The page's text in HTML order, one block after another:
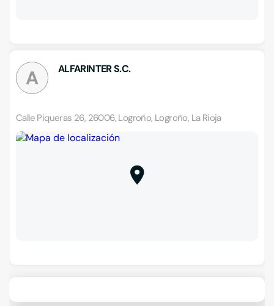
A ALFARINTER S.C.
Calle Piqueras 26, 26006, Logroño, Logroño, La Rioja